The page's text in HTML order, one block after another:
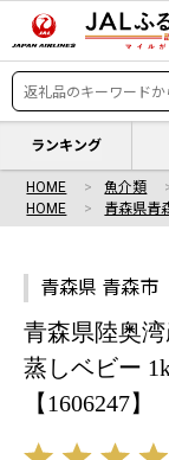
ランキング
HOME 魚介類
HOME
青森県青
青森県 青森市
青森県陸奥
蒸しベビー
【1606247】